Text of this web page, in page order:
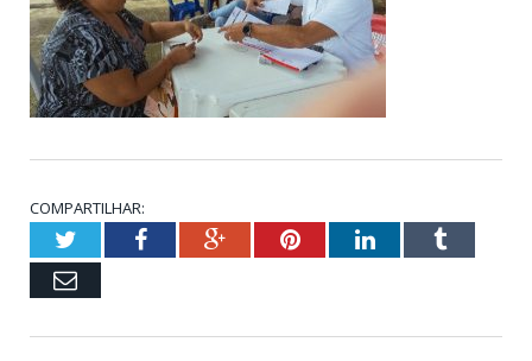
COMPARTILHAR:
TwitterFacebookGoogle+PinterestLinkedInTumblr
Email